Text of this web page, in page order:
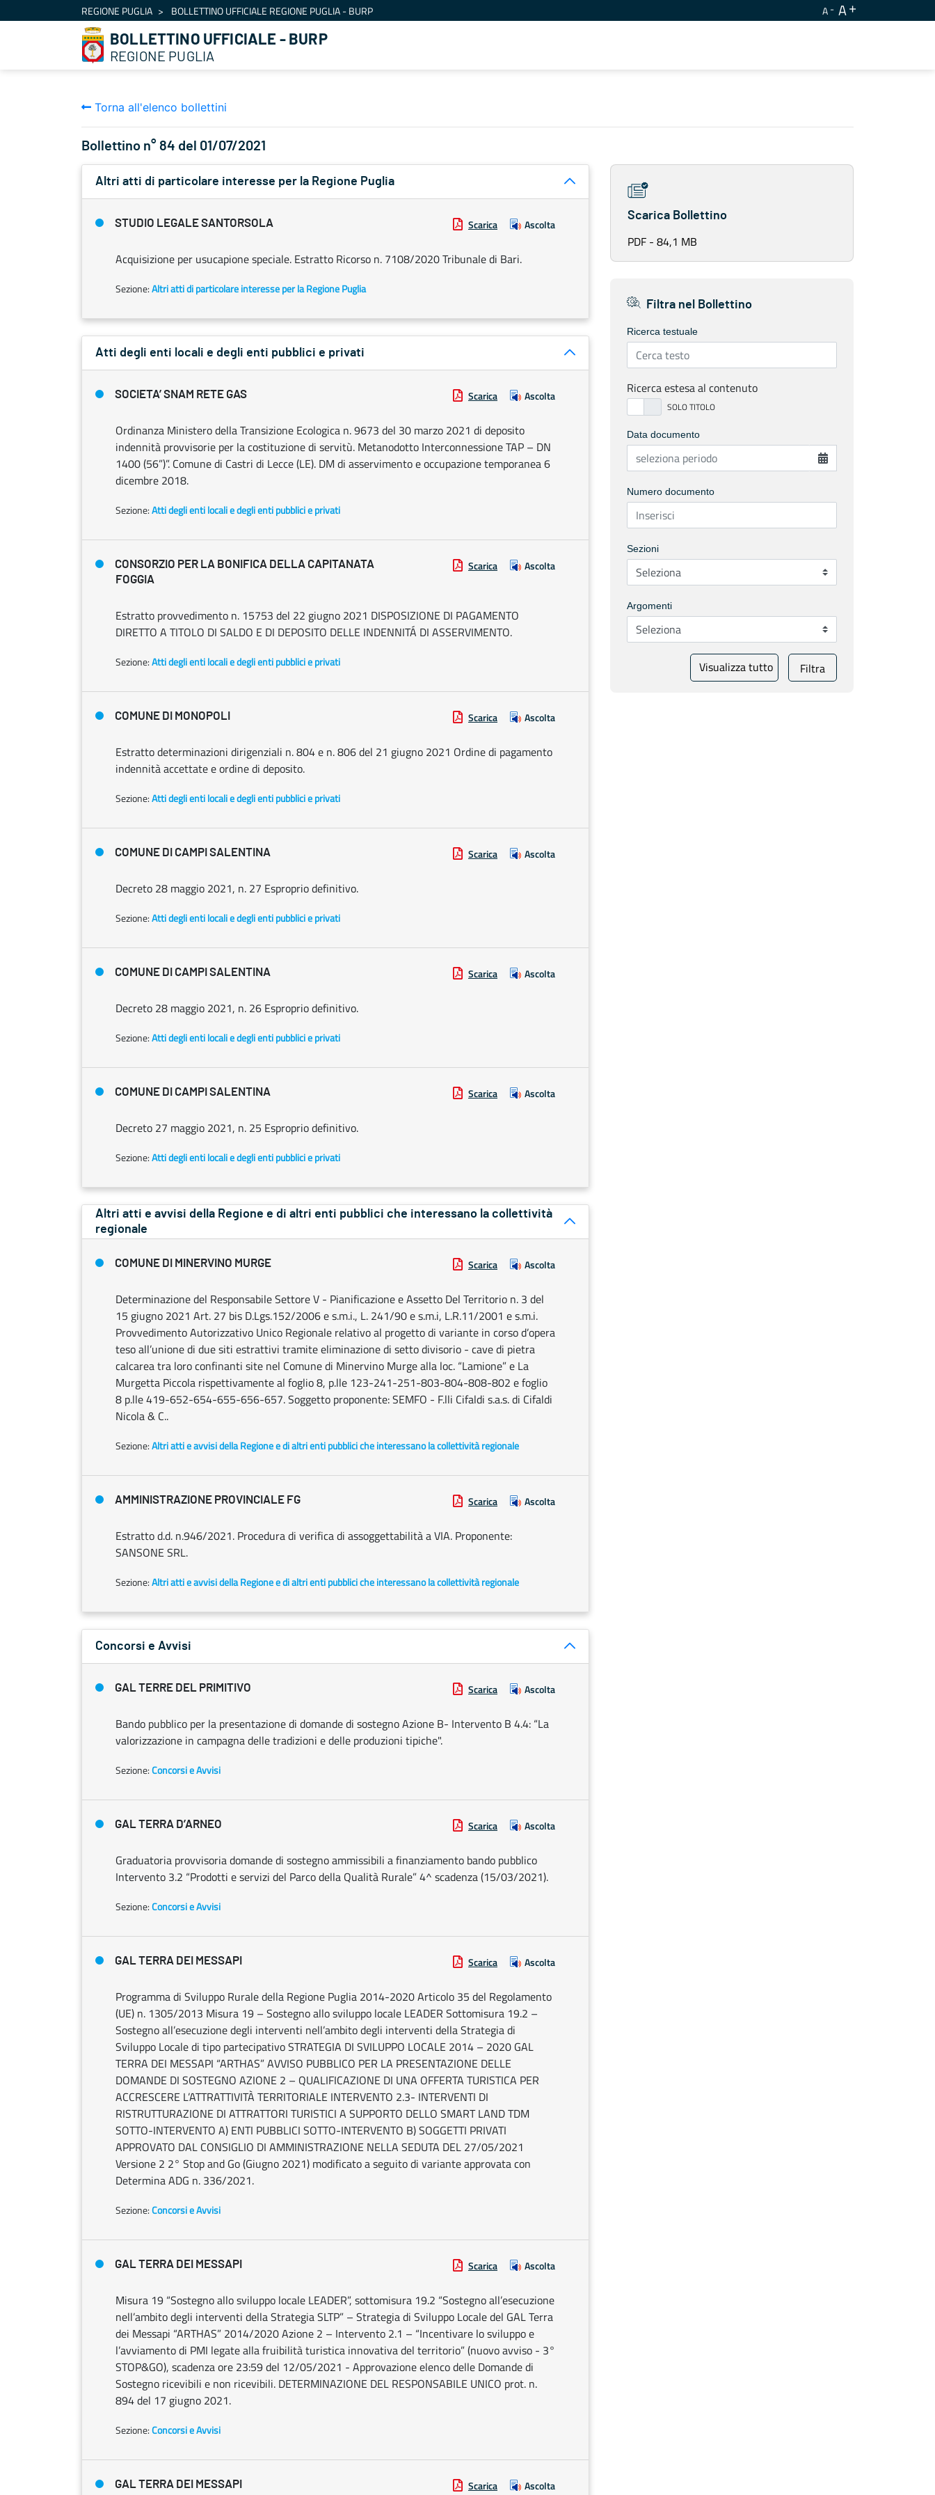
Salta al contenutoREGIONE PUGLIA BOLLETTINO UFFICIALE REGIONE PUGLIA - BURP A A
BOLLETTINO UFFICIALE - BURP
REGIONE PUGLIA
Torna all'elenco bollettini
Bollettino n° 84 del 01/07/2021
Altri atti di particolare interesse per la Regione Puglia
STUDIO LEGALE SANTORSOLA Scarica Ascolta
Acquisizione per usucapione speciale. Estratto Ricorso n. 7108/2020 Tribunale di Bari.
Sezione:Altri atti di particolare interesse per la Regione Puglia
Atti degli enti locali e degli enti pubblici e privati
SOCIETA’ SNAM RETE GAS Scarica Ascolta
Ordinanza Ministero della Transizione Ecologica n. 9673 del 30 marzo 2021 di deposito
indennità provvisorie per la costituzione di servitù. Metanodotto Interconnessione TAP – DN
1400 (56”)”. Comune di Castri di Lecce (LE). DM di asservimento e occupazione temporanea 6
dicembre 2018.
Sezione:Atti degli enti locali e degli enti pubblici e privati
CONSORZIO PER LA BONIFICA DELLA CAPITANATA
FOGGIA
Scarica Ascolta
Estratto provvedimento n. 15753 del 22 giugno 2021 DISPOSIZIONE DI PAGAMENTO
DIRETTO A TITOLO DI SALDO E DI DEPOSITO DELLE INDENNITÁ DI ASSERVIMENTO.
Sezione:Atti degli enti locali e degli enti pubblici e privati
COMUNE DI MONOPOLI Scarica Ascolta
Estratto determinazioni dirigenziali n. 804 e n. 806 del 21 giugno 2021 Ordine di pagamento
indennità accettate e ordine di deposito.
Sezione:Atti degli enti locali e degli enti pubblici e privati
COMUNE DI CAMPI SALENTINA Scarica Ascolta
Decreto 28 maggio 2021, n. 27 Esproprio definitivo.
Sezione:Atti degli enti locali e degli enti pubblici e privati
COMUNE DI CAMPI SALENTINA Scarica Ascolta
Decreto 28 maggio 2021, n. 26 Esproprio definitivo.
Sezione:Atti degli enti locali e degli enti pubblici e privati
COMUNE DI CAMPI SALENTINA Scarica Ascolta
Decreto 27 maggio 2021, n. 25 Esproprio definitivo.
Sezione:Atti degli enti locali e degli enti pubblici e privati
Altri atti e avvisi della Regione e di altri enti pubblici che interessano la collettività
regionale
COMUNE DI MINERVINO MURGE Scarica Ascolta
Determinazione del Responsabile Settore V - Pianificazione e Assetto Del Territorio n. 3 del
15 giugno 2021 Art. 27 bis D.Lgs.152/2006 e s.m.i., L. 241/90 e s.m.i, L.R.11/2001 e s.m.i.
Provvedimento Autorizzativo Unico Regionale relativo al progetto di variante in corso d’opera
teso all’unione di due siti estrattivi tramite eliminazione di setto divisorio - cave di pietra
calcarea tra loro confinanti site nel Comune di Minervino Murge alla loc. “Lamione” e La
Murgetta Piccola rispettivamente al foglio 8, p.lle 123-241-251-803-804-808-802 e foglio
8 p.lle 419-652-654-655-656-657. Soggetto proponente: SEMFO - F.lli Cifaldi s.a.s. di Cifaldi
Nicola & C..
Sezione:Altri atti e avvisi della Regione e di altri enti pubblici che interessano la collettività regionale
AMMINISTRAZIONE PROVINCIALE FG Scarica Ascolta
Estratto d.d. n.946/2021. Procedura di verifica di assoggettabilità a VIA. Proponente:
SANSONE SRL.
Sezione:Altri atti e avvisi della Regione e di altri enti pubblici che interessano la collettività regionale
Concorsi e Avvisi
GAL TERRE DEL PRIMITIVO Scarica Ascolta
Bando pubblico per la presentazione di domande di sostegno Azione B- Intervento B 4.4: “La
valorizzazione in campagna delle tradizioni e delle produzioni tipiche".
Sezione:Concorsi e Avvisi
GAL TERRA D’ARNEO Scarica Ascolta
Graduatoria provvisoria domande di sostegno ammissibili a finanziamento bando pubblico
Intervento 3.2 “Prodotti e servizi del Parco della Qualità Rurale” 4^ scadenza (15/03/2021).
Sezione:Concorsi e Avvisi
GAL TERRA DEI MESSAPI Scarica Ascolta
Programma di Sviluppo Rurale della Regione Puglia 2014-2020 Articolo 35 del Regolamento
(UE) n. 1305/2013 Misura 19 – Sostegno allo sviluppo locale LEADER Sottomisura 19.2 –
Sostegno all’esecuzione degli interventi nell’ambito degli interventi della Strategia di
Sviluppo Locale di tipo partecipativo STRATEGIA DI SVILUPPO LOCALE 2014 – 2020 GAL
TERRA DEI MESSAPI “ARTHAS” AVVISO PUBBLICO PER LA PRESENTAZIONE DELLE
DOMANDE DI SOSTEGNO AZIONE 2 – QUALIFICAZIONE DI UNA OFFERTA TURISTICA PER
ACCRESCERE L’ATTRATTIVITÀ TERRITORIALE INTERVENTO 2.3- INTERVENTI DI
RISTRUTTURAZIONE DI ATTRATTORI TURISTICI A SUPPORTO DELLO SMART LAND TDM
SOTTO-INTERVENTO A) ENTI PUBBLICI SOTTO-INTERVENTO B) SOGGETTI PRIVATI
APPROVATO DAL CONSIGLIO DI AMMINISTRAZIONE NELLA SEDUTA DEL 27/05/2021
Versione 2 2° Stop and Go (Giugno 2021) modificato a seguito di variante approvata con
Determina ADG n. 336/2021.
Sezione:Concorsi e Avvisi
GAL TERRA DEI MESSAPI Scarica Ascolta
Misura 19 “Sostegno allo sviluppo locale LEADER”, sottomisura 19.2 “Sostegno all’esecuzione
nell’ambito degli interventi della Strategia SLTP” – Strategia di Sviluppo Locale del GAL Terra
dei Messapi “ARTHAS” 2014/2020 Azione 2 – Intervento 2.1 – “Incentivare lo sviluppo e
l’avviamento di PMI legate alla fruibilità turistica innovativa del territorio” (nuovo avviso - 3°
STOP&GO), scadenza ore 23:59 del 12/05/2021 - Approvazione elenco delle Domande di
Sostegno ricevibili e non ricevibili. DETERMINAZIONE DEL RESPONSABILE UNICO prot. n.
894 del 17 giugno 2021.
Sezione:Concorsi e Avvisi
GAL TERRA DEI MESSAPI Scarica Ascolta
Scarica Bollettino
PDF - 84,1 MB
Filtra nel Bollettino
Ricerca testuale
Ricerca estesa al contenuto
Data documento
Numero documento
Sezioni
Argomenti
Visualizza tutto Filtra